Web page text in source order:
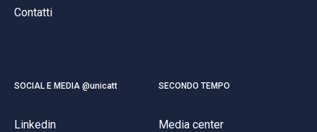
Contatti
SOCIAL E MEDIA @unicatt
Linkedin
SECONDO TEMPO
Media center